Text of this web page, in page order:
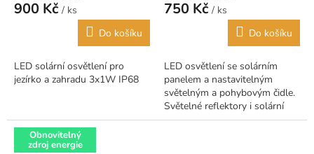
900 Kč / ks
Do košíku
LED solární osvětlení pro
jezírko a zahradu 3x1W IP68
750 Kč / ks
Do košíku
LED osvětlení se solárním
panelem a nastavitelným
světelným a pohybovým čidle.
Světelné reflektory i solární
panel lze horizontálně i
Obnovitelný
zdroj energie